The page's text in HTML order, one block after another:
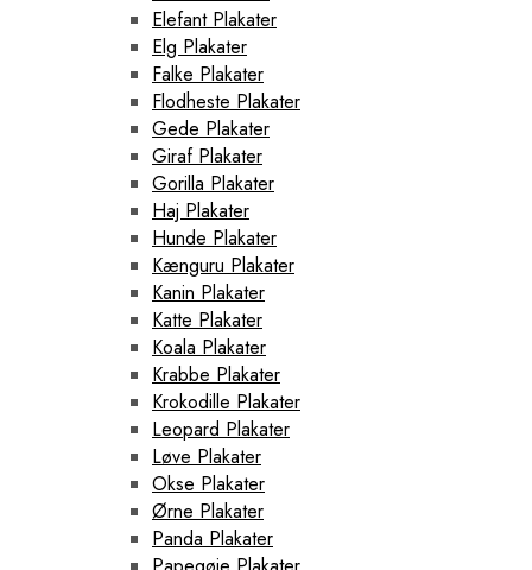
Elefant Plakater
Elg Plakater
Falke Plakater
Flodheste Plakater
Gede Plakater
Giraf Plakater
Gorilla Plakater
Haj Plakater
Hunde Plakater
Kænguru Plakater
Kanin Plakater
Katte Plakater
Koala Plakater
Krabbe Plakater
Krokodille Plakater
Leopard Plakater
Løve Plakater
Okse Plakater
Ørne Plakater
Panda Plakater